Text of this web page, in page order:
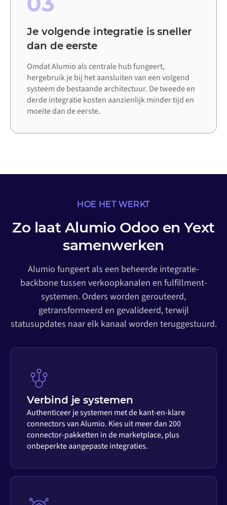
Je volgende integratie is sneller
dan de eerste
Omdat Alumio als centrale hub fungeert,
hergebruik je bij het aansluiten van een volgend
systeem de bestaande architectuur. De tweede en
derde integratie kosten aanzienlijk minder tijd en
moeite dan de eerste.
HOE HET WERKT
Zo laat Alumio Odoo en Yext
samenwerken
Alumio fungeert als een beheerde integratie-
backbone tussen verkoopkanalen en fulfillment-
systemen. Orders worden gerouteerd,
getransformeerd en gevalideerd, terwijl
statusupdates naar elk kanaal worden teruggestuurd.
Verbind je systemen
Authenticeer je systemen met de kant-en-klare
connectors van Alumio. Kies uit meer dan 200
connector-pakketten in de marketplace, plus
onbeperkte aangepaste integraties.